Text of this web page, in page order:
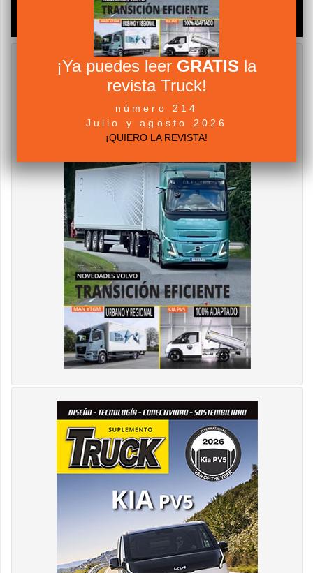
¡Ya puedes leer GRATIS la
revista Truck!
número 214
Julio y agosto 2026
¡QUIERO LA REVISTA!